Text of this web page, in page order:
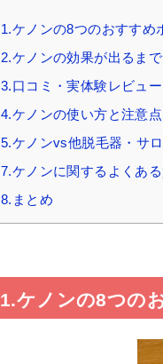
1.ケノンの8つのおすすめ
2.ケノンの効果が出るま
3.口コミ・実体験レビュ
4.ケノンの使い方と注意
5.ケノンvs他脱毛器・サ
7.ケノンに関するよくあ
8.まとめ
1.ケノンの8つの